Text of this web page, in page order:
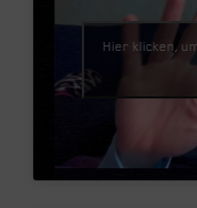
Hier klicken,